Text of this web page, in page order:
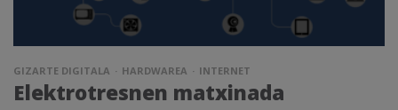
GIZARTE DIGITALA HARDWAREA INTERNET
Elektrotresnen matxinada